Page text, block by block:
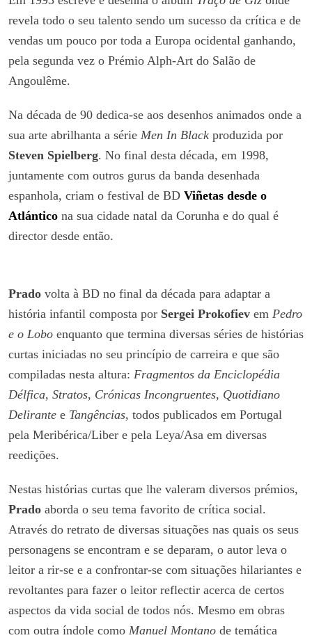
revela todo o seu talento sendo um sucesso da crítica e de
vendas um pouco por toda a Europa ocidental ganhando,
pela segunda vez o Prémio Alph-Art do Salão de
Angoulême.
Na década de 90 dedica-se aos desenhos animados onde a
sua arte abrilhanta a série Men In Black produzida por
Steven Spielberg. No final desta década, em 1998,
juntamente com outros gurus da banda desenhada
espanhola, criam o festival de BD Viñetas desde o
Atlántico na sua cidade natal da Corunha e do qual é
director desde então.
Prado volta à BD no final da década para adaptar a
história infantil composta por Sergei Prokofiev em Pedro
e o Lobo enquanto que termina diversas séries de histórias
curtas iniciadas no seu princípio de carreira e que são
compiladas nesta altura: Fragmentos da Enciclopédia
Délfica, Stratos, Crónicas Incongruentes, Quotidiano
Delirante e Tangências, todos publicados em Portugal
pela Meribérica/Liber e pela Leya/Asa em diversas
reedições.
Nestas histórias curtas que lhe valeram diversos prémios,
Prado aborda o seu tema favorito de crítica social.
Através do retrato de diversas situações nas quais os seus
personagens se encontram e se deparam, o autor leva o
leitor a rir-se e a confrontar-se com situações hilariantes e
revoltantes para fazer o leitor reflectir acerca de certos
aspectos da vida social de todos nós. Mesmo em obras
com outra índole como Manuel Montano de temática